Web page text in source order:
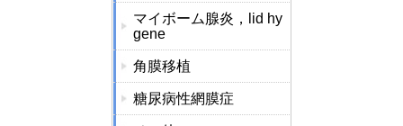
マイボーム腺炎，lid hy
gene
角膜移植
糖尿病性網膜症